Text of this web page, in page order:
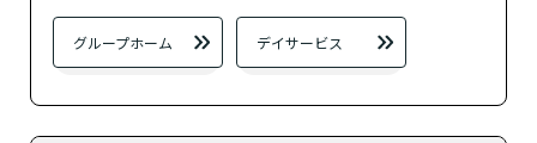
グループホーム デイサービス